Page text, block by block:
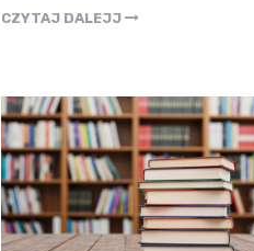
CZYTAJ DALEJJ